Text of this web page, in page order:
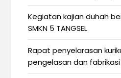
Kegiatan kajian duhah
SMKN 5 TANGSEL
Rapat penyelarasan
pengelasan dan